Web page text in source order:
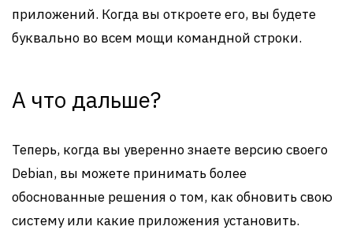
приложений. Когда вы откроете его, вы будете
буквально во всем мощи командной строки.
А что дальше?
Теперь, когда вы уверенно знаете версию своего
Debian, вы можете принимать более
обоснованные решения о том, как обновить свою
систему или какие приложения установить.